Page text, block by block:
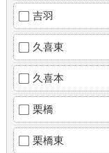
吉羽
久喜東
久喜本
栗橋
栗橋東